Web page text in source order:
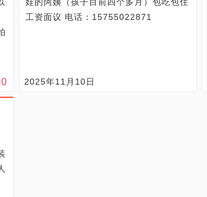
工资面议 电话：15755022871
2025年11月10日